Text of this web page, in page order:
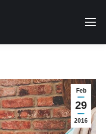
Feb
29
2016